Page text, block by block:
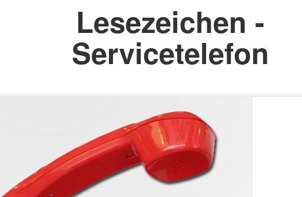
Lesezeichen -
Servicetelefon